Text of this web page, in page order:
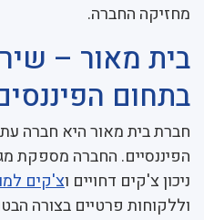
מחזיקה החברה.
בית מאור –
בתחום
חברת בית מאור היא חברה
הפיננסיים. החברה מספקת
ניכון צ'קים דחויים וצ'קים
וללקוחות פרטיים בצורה